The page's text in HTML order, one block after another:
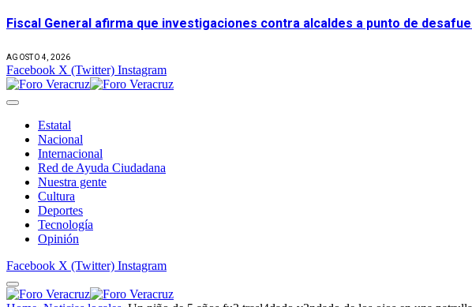
Fiscal General afirma que investigaciones contra alcaldes a punto de
AGOSTO 4, 2026
Facebook X (Twitter) Instagram
Estatal
Nacional
Internacional
Red de Ayuda Ciudadana
Nuestra gente
Cultura
Deportes
Tecnología
Opinión
Facebook X (Twitter) Instagram